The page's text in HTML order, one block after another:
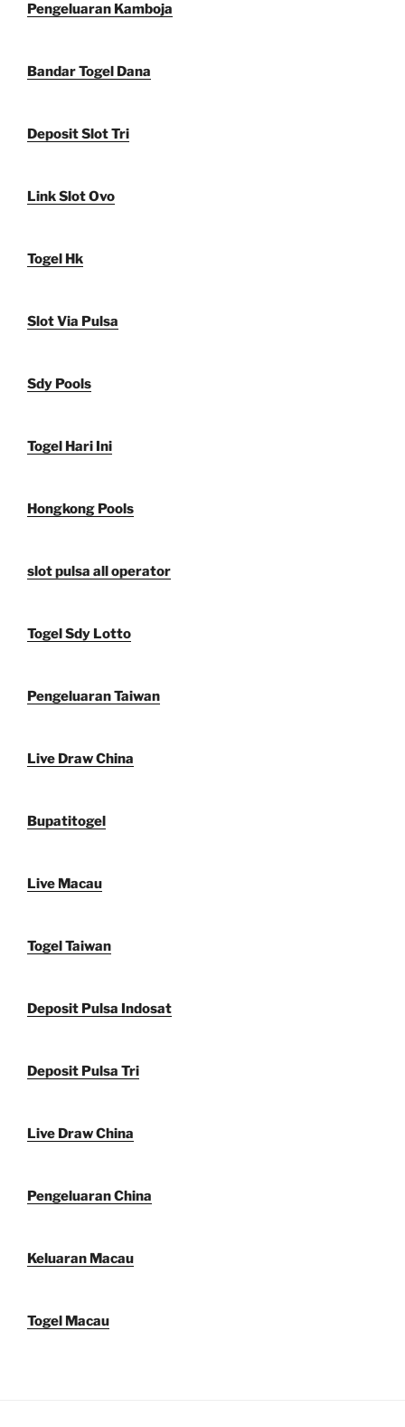
Pengeluaran Kamboja
Bandar Togel Dana
Deposit Slot Tri
Link Slot Ovo
Togel Hk
Slot Via Pulsa
Sdy Pools
Togel Hari Ini
Hongkong Pools
slot pulsa all operator
Togel Sdy Lotto
Pengeluaran Taiwan
Live Draw China
Bupatitogel
Live Macau
Togel Taiwan
Deposit Pulsa Indosat
Deposit Pulsa Tri
Live Draw China
Pengeluaran China
Keluaran Macau
Togel Macau